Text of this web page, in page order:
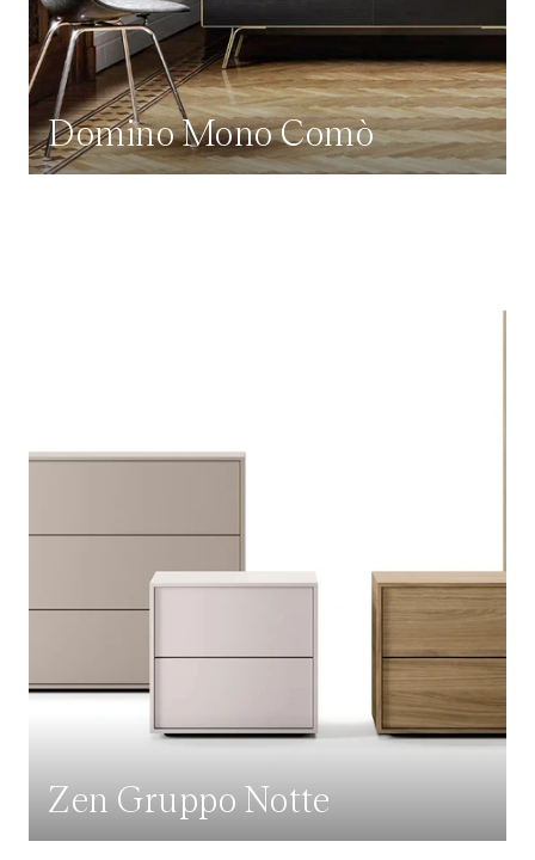
Domino Mono Comò
Zen Gruppo Notte